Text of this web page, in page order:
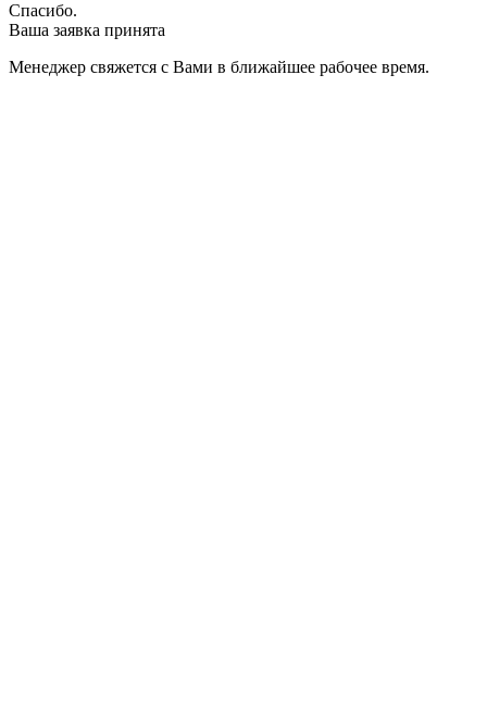
Спасибо.
Ваша заявка принята
Менеджер свяжется с Вами в ближайшее рабочее время.